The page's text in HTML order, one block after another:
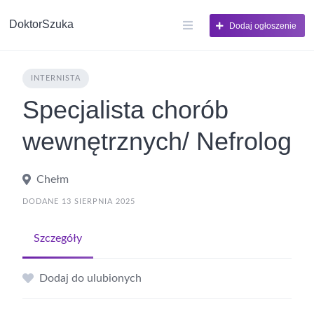
DoktorSzuka Dodaj ogłoszenie
INTERNISTA
Specjalista chorób
wewnętrznych/ Nefrolog
Chełm
DODANE 13 SIERPNIA 2025
Szczegóły
Dodaj do ulubionych